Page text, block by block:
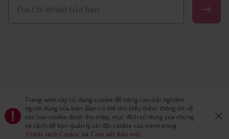
Trang web này sử dụng cookie để nâng cao trải nghiệm
người dùng của bạn. Bạn có thể tìm hiểu thêm thông tin về
các loại cookie được thu thập, mục đích sử dụng của chúng
và cách để bạn quản lý cài đặt cookie của mình trong
Chính sách Cookie và Cam kết Bảo mật .